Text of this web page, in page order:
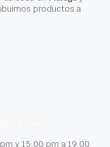
productos a
y 15:00 pm a 19:00